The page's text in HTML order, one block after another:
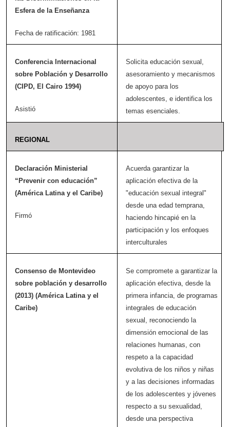
Esfera de la Enseñanza
Fecha de ratificación: 1981
Conferencia Internacional
sobre Población y Desarrollo
(CIPD, El Cairo 1994)
Asistió
Solicita educación sexual,
asesoramiento y mecanismos
de apoyo para los
adolescentes, e identifica los
temas esenciales.
REGIONAL
Declaración Ministerial
“Prevenir con educación”
(América Latina y el Caribe)
Firmó
Acuerda garantizar la
aplicación efectiva de la
"educación sexual integral"
desde una edad temprana,
haciendo hincapié en la
participación y los enfoques
interculturales
Consenso de Montevideo
sobre población y desarrollo
(2013) (América Latina y el
Caribe)
Se compromete a garantizar la
aplicación efectiva, desde la
primera infancia, de programas
integrales de educación
sexual, reconociendo la
dimensión emocional de las
relaciones humanas, con
respeto a la capacidad
evolutiva de los niños y niñas
y a las decisiones informadas
de los adolescentes y jóvenes
respecto a su sexualidad,
desde una perspectiva